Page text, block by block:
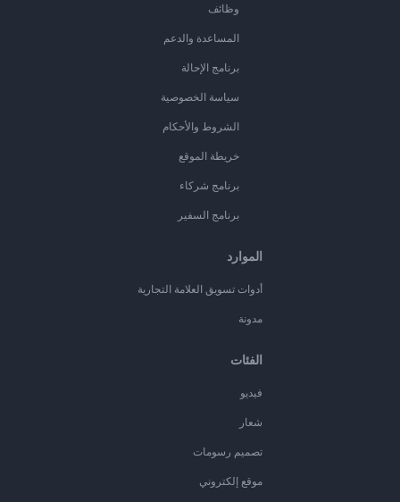
وظائف
المساعدة والدعم
برنامج الإحالة
سياسة الخصوصية
الشروط والأحكام
خريطة الموقع
برنامج شركاء
برنامج السفير
الموارد
أدوات تسويق العلامة التجارية
مدونة
الفئات
فيديو
شعار
تصميم رسومات
موقع إلكتروني